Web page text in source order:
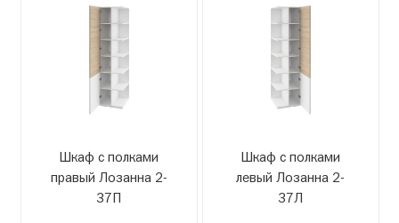
Шкаф с полками
правый Лозанна 2-
37П
Шкаф с полками
левый Лозанна 2-
37Л